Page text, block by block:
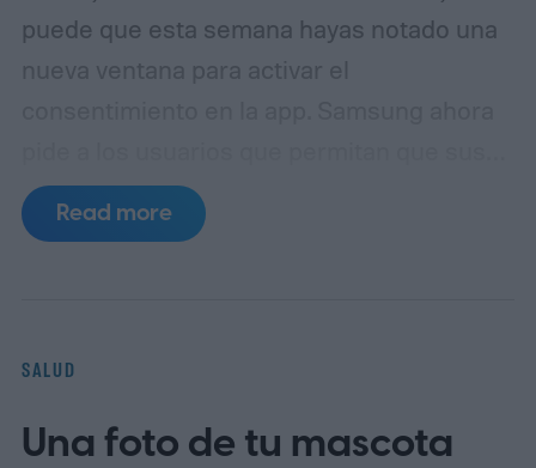
puede que esta semana hayas notado una
nueva ventana para activar el
datos personales de salud se utilicen para
el entrenamiento y modelado de IA. La
https://twitter.com/Nithinlogs/status/20769
Read more
SALUD
Una foto de tu mascota